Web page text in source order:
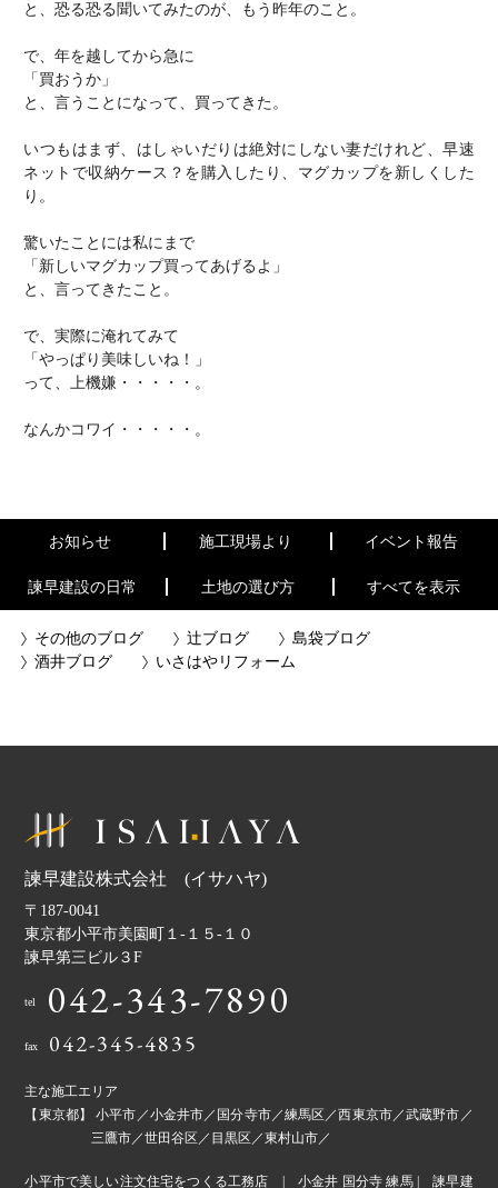
と、恐る恐る聞いてみたのが、もう昨年のこと。
で、年を越してから急に
「買おうか」
と、言うことになって、買ってきた。
いつもはまず、はしゃいだりは絶対にしない妻だけれど、早速
ネットで収納ケース？を購入したり、マグカップを新しくした
り。
驚いたことには私にまで
「新しいマグカップ買ってあげるよ」
と、言ってきたこと。
で、実際に淹れてみて
「やっぱり美味しいね！」
って、上機嫌・・・・・。
なんかコワイ・・・・・。
お知らせ 施工現場より イベント報告
諫早建設の日常 土地の選び方 すべてを表示
その他のブログ 辻ブログ
島袋ブログ
酒井ブログ
いさはやリフォーム
諫早建設株式会社 (イサハヤ)
〒187-0041
東京都小平市美園町１-１５-１０
諫早第三ビル３F
tel 042-343-7890
fax 042-345-4835
主な施工エリア
【東京都】 小平市／小金井市／国分寺市／練馬区／西東京市／武蔵野市／
三鷹市／世田谷区／目黒区／東村山市／
小平市で美しい注文住宅をつくる工務店 | 小金井 国分寺 練馬 | 諫早建